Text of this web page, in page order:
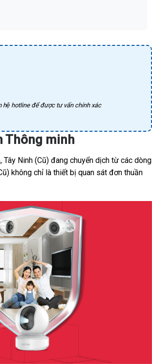
hệ hotline để được tư vấn chính xác
Thông minh
Ninh (Cũ) đang chuyển dịch từ các dòng
không chỉ là thiết bị quan sát đơn thuần